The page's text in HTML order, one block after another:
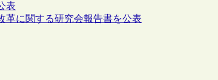
表
革に関する研究会報告書を公表